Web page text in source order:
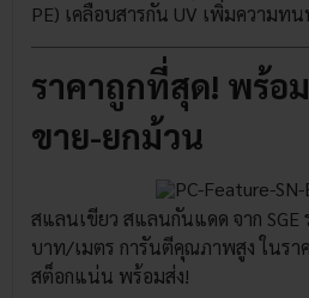
PE) เคลือบสารกัน UV เพิ่มความท
ราคาถูกที่สุด! พร้อ
ขาย-ยกม้วน
สแลนเขียว สแลนกันแดด จาก SGE
บาท/เมตร การันตีคุณภาพสูง ในรา
สต็อกแน่น พร้อมส่ง!